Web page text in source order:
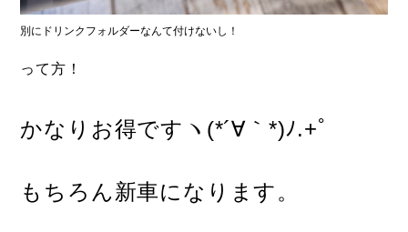
別にドリンクフォルダーなんて付けないし！
って方！
かなりお得ですヽ(*´∀｀*)ﾉ.+ﾟ
もちろん新車になります。